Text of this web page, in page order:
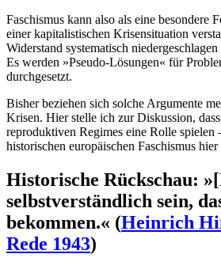
Faschismus kann also als eine besondere
einer kapitalistischen Krisensituation
Widerstand systematisch
Es werden »Pseudo-Lösungen« für
durchgesetzt.
Bisher beziehen sich solche Argumente
Krisen. Hier stelle ich zur Diskussion,
reproduktiven Regimes eine Rolle
historischen europäischen Faschismus
Historische Rückschau:
selbstverständlich sein,
bekommen.« (Heinrich
Rede 1943)